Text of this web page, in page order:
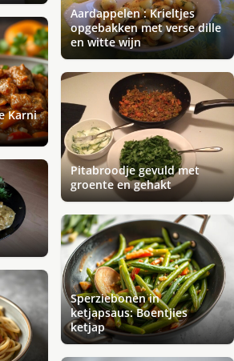
Aardappelen : Krieltjes
opgebakken met verse dille
en witte wijn
Karni
Pitabroodje gevuld met
groente en gehakt
Sperziebonen in
ketjapsaus: Boentjies
ketjap